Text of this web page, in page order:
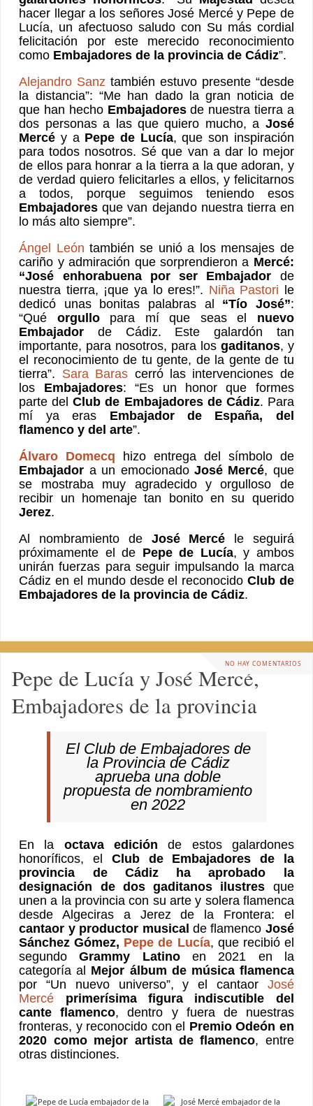
hacer llegar a los señores José Mercé y Pepe de
Lucía, un afectuoso saludo con Su más cordial
felicitación por este merecido reconocimiento
como Embajadores de la provincia de Cádiz”.
Alejandro Sanz también estuvo presente “desde
la distancia”: “Me han dado la gran noticia de
que han hecho Embajadoresde nuestra tierra a
dos personas a las que quiero mucho, a José
Mercé y a Pepe de Lucía, que son inspiración
para todos nosotros. Sé que van a dar lo mejor
de ellos para honrar a la tierra a la que adoran, y
de verdad quiero felicitarles a ellos, y felicitarnos
a todos, porque seguimos teniendo esos
Embajadores que van dejando nuestra tierra en
lo más alto siempre”.
Ángel León también se unió a los mensajes de
cariño y admiración que sorprendieron a Mercé:
“José enhorabuena por ser Embajador de
nuestra tierra, ¡que ya lo eres!”. Niña Pastori le
dedicó unas bonitas palabras al “Tío José”:
“Qué orgullopara mí que seas el nuevo
Embajador de Cádiz. Este galardón tan
importante, para nosotros, para los gaditanos, y
el reconocimiento de tu gente, de la gente de tu
tierra”. Sara Baras cerró las intervenciones de
los Embajadores: “Es un honor que formes
parte delClub de Embajadores de Cádiz. Para
mí ya eras Embajador de España, del
flamenco y del arte”.
Álvaro Domecq
hizo entrega del símbolo de
Embajador a un emocionado José Mercé, que
se mostraba muy agradecido y orgulloso de
recibir un homenaje tan bonito en su querido
Jerez.
Al nombramiento de José Mercé le seguirá
próximamente el de Pepe de Lucía, y ambos
unirán fuerzas para seguir impulsando la marca
Cádiz en el mundo desde el reconocido Club de
Embajadores de la provincia de Cádiz.
NO HAY COMENTARIOS
Pepe de Lucía y José Mercé,
Embajadores de la provincia
El Club de Embajadores de
la Provincia de Cádiz
aprueba una doble
propuesta de nombramiento
en 2022
En la octava edición de estos galardones
honoríficos, el Club de Embajadores de la
provincia de Cádiz ha aprobado la
designación de dos gaditanos ilustres que
unen a la provincia con su arte y solera flamenca
desde Algeciras a Jerez de la Frontera: el
cantaor y productor musical de flamenco José
Sánchez Gómez, Pepe de Lucía, que recibió el
segundoGrammy Latinoen 2021 en la
categoría al Mejor álbum de música flamenca
por “Un nuevo universo”, y el cantaor José
Mercé
primerísima figura indiscutible del
cante flamenco, dentro y fuera de nuestras
fronteras, y reconocido con el Premio Odeón en
2020 como mejor artista de flamenco, entre
otras distinciones.